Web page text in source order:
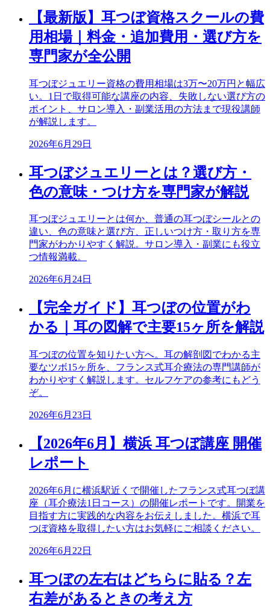
【最新版】耳つぼ資格スクールの費
用相場｜料金・追加費用・選び方を
専門家が全公開
耳つぼジュエリー資格の費用相場は3万〜20万円と幅広
い。1日で取得可能な講座の内容、失敗しない選び方の
ポイント、サロン導入・副業活用の方法まで現役講師
が解説します。
2026年6月29日
耳つぼジュエリーとは？選び方・
色の意味・つけ方を専門家が解説
耳つぼジュエリーとは何か、普通の耳つぼシールとの
違い、色の意味と選び方、正しいつけ方・取り方を専
門家がわかりやすく解説。サロン導入・副業にも役立
つ情報満載。
2026年6月24日
【完全ガイド】耳つぼの位置がわ
かる｜耳の図解で主要15ヶ所を解説
耳つぼの位置を知りたい方へ。耳の解剖図でわかる主
要なツボ15ヶ所を、フランス式耳介療法の専門講師が
わかりやすく解説します。セルフケアの参考にもどう
ぞ。
2026年6月23日
【2026年6月】横浜 耳つぼ講座 開催
レポート
2026年6月に横浜駅近くで開催したフランス式耳つぼ講
座（耳介療法1日コース）の開催レポートです。開業を
目指す方に実践的な内容をお伝えしました。横浜で耳
つぼ資格を取得したい方はお気軽にご相談ください。
2026年6月22日
耳つぼの左右はどちらに貼る？左
右差があるときの考え方